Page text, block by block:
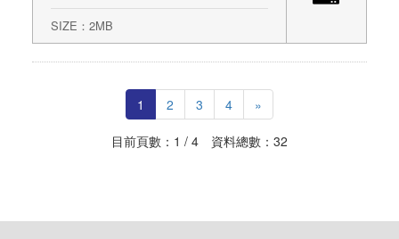
SIZE：2MB
1 2 3 4 »
目前頁數：1 / 4 資料總數：32